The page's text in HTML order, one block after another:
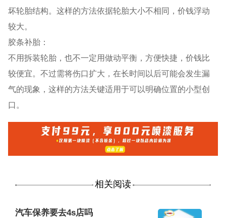
坏轮胎结构。这样的方法依据轮胎大小不相同，价钱浮动
较大。
胶条补胎：
不用拆装轮胎，也不一定用做动平衡，方便快捷，价钱比
较便宜。不过需将伤口扩大，在长时间以后可能会发生漏
气的现象，这样的方法关键适用于可以明确位置的小型创
口。
相关阅读
汽车保养要去4s店吗